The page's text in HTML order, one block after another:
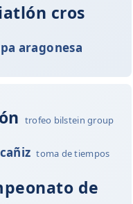
cros
aragonesa
trofeo bilstein group
toma de tiempos
de